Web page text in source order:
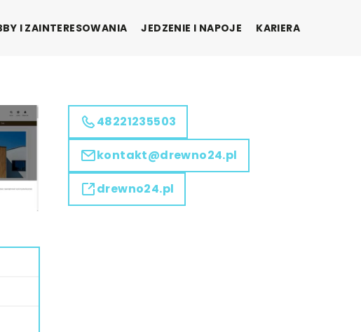
I ZAINTERESOWANIA JEDZENIE I NAPOJE KARIERA
48221235503
kontakt@drewno24.pl
drewno24.pl